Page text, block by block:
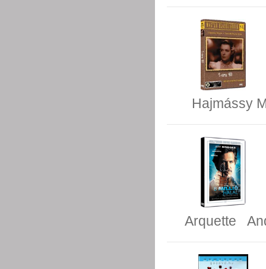
Hajmássy
Arquette